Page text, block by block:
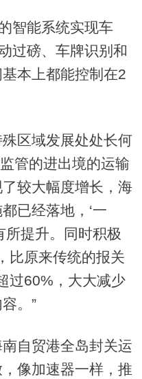
智能系统实现车
过磅、车牌识别和
本上都能控制在2
区域发展处处长何
管的进出境的运输
较大幅度增长，海
已经落地，‘一
所提升。同时积极
比原来传统的报关
过60%，大大减少
。”
自贸港全岛封关运
像加速器一样，推